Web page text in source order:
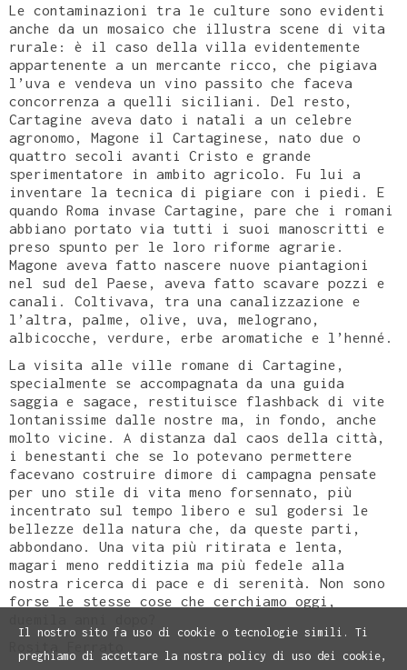
Le contaminazioni tra le culture sono evidenti
anche da un mosaico che illustra scene di vita
rurale: è il caso della villa evidentemente
appartenente a un mercante ricco, che pigiava
l’uva e vendeva un vino passito che faceva
concorrenza a quelli siciliani. Del resto,
Cartagine aveva dato i natali a un celebre
agronomo, Magone il Cartaginese, nato due o
quattro secoli avanti Cristo e grande
sperimentatore in ambito agricolo. Fu lui a
inventare la tecnica di pigiare con i piedi. E
quando Roma invase Cartagine, pare che i romani
abbiano portato via tutti i suoi manoscritti e
preso spunto per le loro riforme agrarie.
Magone aveva fatto nascere nuove piantagioni
nel sud del Paese, aveva fatto scavare pozzi e
canali. Coltivava, tra una canalizzazione e
l’altra, palme, olive, uva, melograno,
albicocche, verdure, erbe aromatiche e l’henné.
La visita alle ville romane di Cartagine,
specialmente se accompagnata da una guida
saggia e sagace, restituisce flashback di vite
lontanissime dalle nostre ma, in fondo, anche
molto vicine. A distanza dal caos della città,
i benestanti che se lo potevano permettere
facevano costruire dimore di campagna pensate
per uno stile di vita meno forsennato, più
incentrato sul tempo libero e sul godersi le
bellezze della natura che, da queste parti,
abbondano. Una vita più ritirata e lenta,
magari meno redditizia ma più fedele alla
nostra ricerca di pace e di serenità. Non sono
forse le stesse cose che cerchiamo oggi,
Il nostro sito fa uso di cookie o tecnologie simili. Ti
preghiamo di accettare la nostra policy di uso dei cookie,